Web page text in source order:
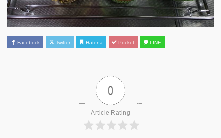
Facebook Twitter Hatena Pocket LINE
0
Article Rating